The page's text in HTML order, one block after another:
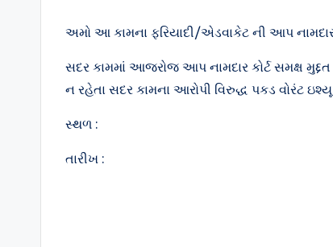
અમો આ કામના ફરિયાદી/એડવાકેટ ની આપ
સદર કામમાં આજરોજ આપ નામદાર કોર્ટ સમક્ષ
ન રહેતા સદર કામના આરોપી વિરુદ્ધ પકડ વોરંટ
સ્થળ :
તારીખ :